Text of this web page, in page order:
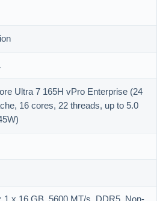
Ultra 7 165H vPro Enterprise (24
16 cores, 22 threads, up to 5.0